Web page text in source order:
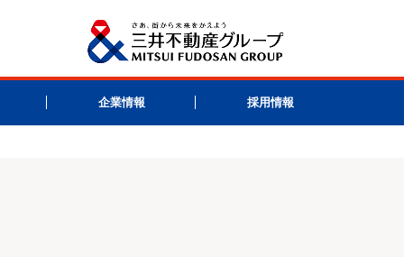
企業情報 採用情報